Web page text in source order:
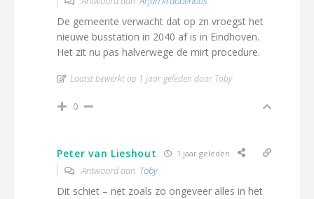
De gemeente verwacht dat op zn vroegst het
nieuwe busstation in 2040 af is in Eindhoven.
Het zit nu pas halverwege de mirt procedure.
Laatst bewerkt op 1 jaar geleden door Toby
0
Peter van Lieshout 1 jaar geleden
Antwoord aan Toby
Dit schiet – net zoals zo ongeveer alles in het